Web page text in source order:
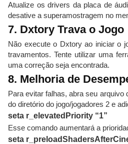
Atualize os drivers da placa de
desative a superamostragem no
7. Dxtory Trava o Jogo
Não execute o Dxtory ao iniciar o
travamentos. Tente utilizar uma
uma correção seja encontrada.
8. Melhoria de
Para evitar falhas, abra seu arquivo
do diretório do jogo/jogadores 2 e
seta r_elevatedPriority “1”
Esse comando aumentará a
seta